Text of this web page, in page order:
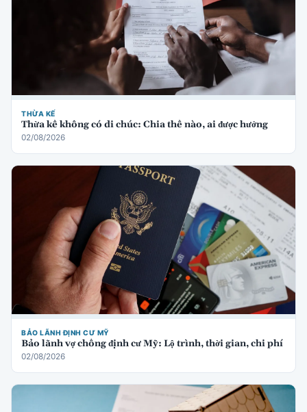
THỪA KẾ
Thừa kế không có di chúc: Chia thế nào, ai được hưởng
02/08/2026
BẢO LÃNH ĐỊNH CƯ MỸ
Bảo lãnh vợ chồng định cư Mỹ: Lộ trình, thời gian, chi phí
02/08/2026